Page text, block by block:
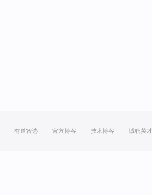
有道智选 官方博客 技术博客 诚聘英才